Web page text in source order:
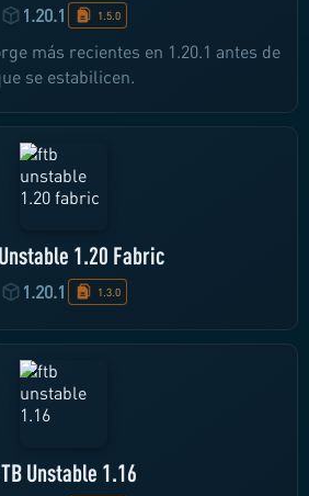
1.20.1 1.5.0
más recientes en 1.20.1 antes de
se estabilicen.
1.20 Fabric
1.20.1 1.3.0
Unstable 1.16